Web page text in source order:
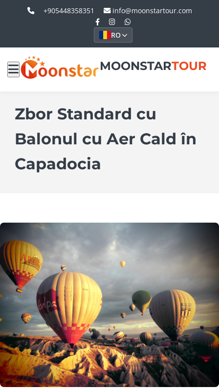
+905448358351 info@moonstartour.com
RO
MOONSTARTOUR
Zbor Standard cu
Balonul cu Aer Cald în
Capadocia